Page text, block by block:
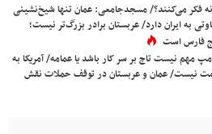
فکر می‌کنند؟/ مسجدجامعی: عمان تنها شیخ‌نشینی
به ایران دارد/ عربستان برادر بزرگ‌تر نیست؛
فارس است
مهم نیست تاج بر سر کار باشد یا عمامه/ آمریکا به
نیست/ عمان و عربستان در توقف حملات نقش